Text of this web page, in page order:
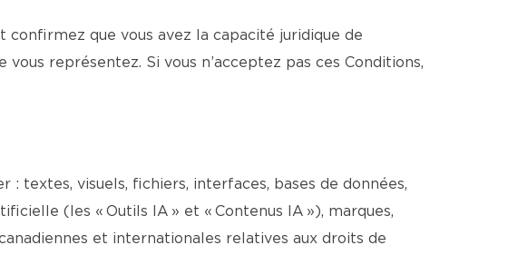
confirmez que vous avez la capacité juridique de
représentez. Si vous n’acceptez pas ces Conditions,
textes, visuels, fichiers, interfaces, bases de données,
(les « Outils IA » et « Contenus IA »), marques,
et internationales relatives aux droits de